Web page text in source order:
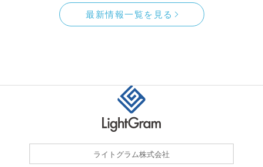
最新情報一覧を見る
ライトグラム株式会社